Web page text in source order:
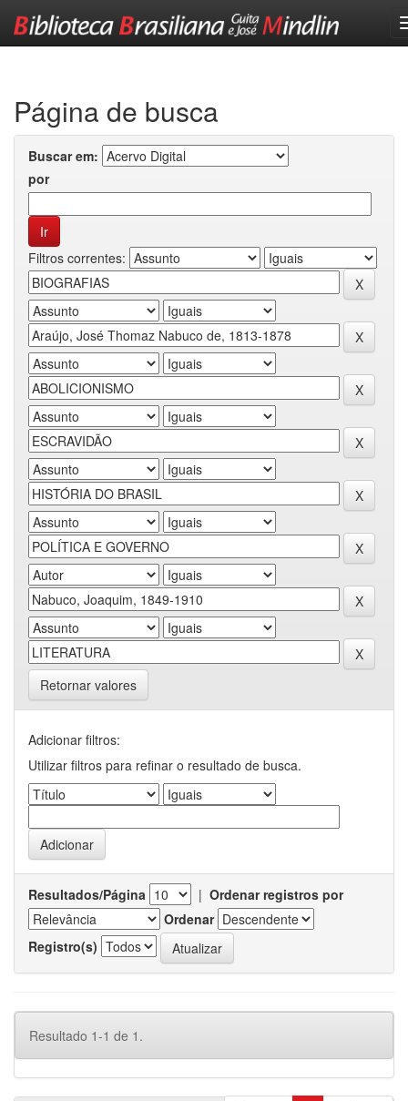
Página de busca
Buscar em:
por
Filtros correntes:
Retornar valores
Adicionar filtros:
Utilizar filtros para refinar o resultado de busca.
Resultados/Página | Ordenar registros por
Ordenar
Registro(s)
Resultado 1-1 de 1.